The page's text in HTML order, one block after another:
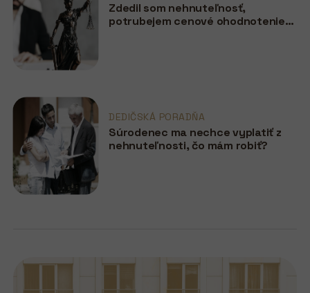
Zdedil som nehnuteľnosť,
potrubejem cenové ohodnotenie
DEDIČSKÁ PORADŇA
Súrodenec ma nechce vyplatiť z
nehnuteľnosti, čo mám robiť?